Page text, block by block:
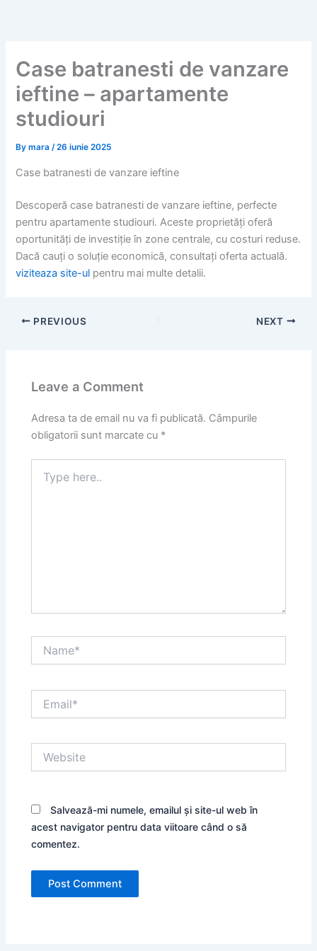
Case batranesti de vanzare
ieftine – apartamente
studiouri
Bymara/26 iunie 2025
Case batranesti de vanzare ieftine
Descoperă case batranesti de vanzare ieftine, perfecte
pentru apartamente studiouri. Aceste proprietăți oferă
oportunități de investiție în zone centrale, cu costuri reduse.
Dacă cauți o soluție economică, consultați oferta actuală.
viziteaza site-ul pentru mai multe detalii.
PREVIOUS NEXT
Leave a Comment
Adresa ta de email nu va fi publicată. Câmpurile
obligatorii sunt marcate cu *
here..
Salvează-mi numele, emailul și site-ul web în
acest navigator pentru data viitoare când o să
comentez.